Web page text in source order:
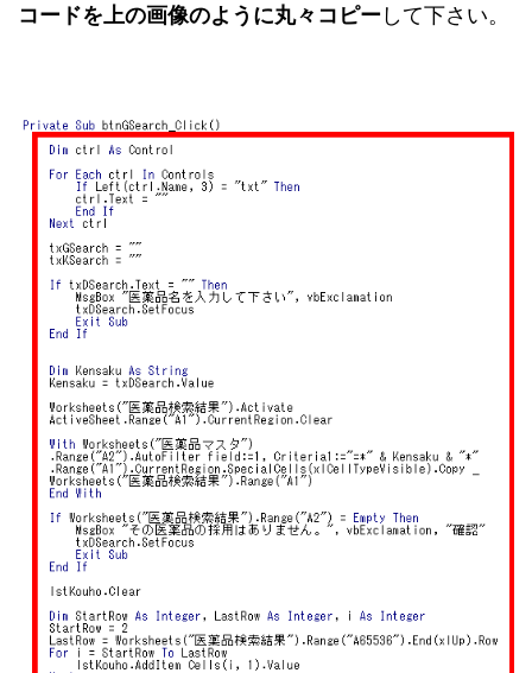
コードを上の画像のように丸々コピー して下さい。